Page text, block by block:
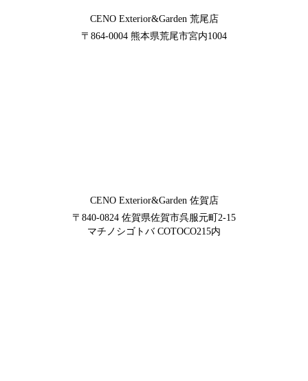
CENO Exterior&Garden 荒尾店
〒864-0004 熊本県荒尾市宮内1004
CENO Exterior&Garden 佐賀店
〒840-0824 佐賀県佐賀市呉服元町2-15
マチノシゴトバ COTOCO215内